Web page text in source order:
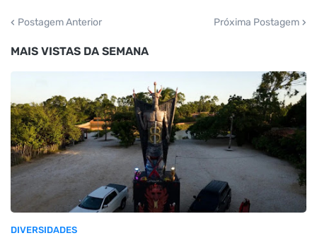
Postagem Anterior Próxima Postagem
MAIS VISTAS DA SEMANA
DIVERSIDADES